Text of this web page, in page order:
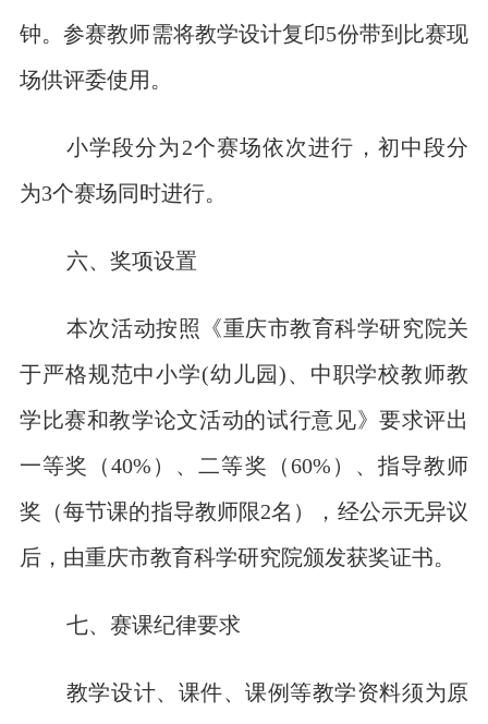
钟。参赛教师需将教学设计复印5份带到比赛现
场供评委使用。
小学段分为2个赛场依次进行，初中段分
为3个赛场同时进行。
六、奖项设置
本次活动按照《重庆市教育科学研究院关
于严格规范中小学(幼儿园)、中职学校教师教
学比赛和教学论文活动的试行意见》要求评出
一等奖（40%）、二等奖（60%）、指导教师
奖（每节课的指导教师限2名），经公示无异议
后，由重庆市教育科学研究院颁发获奖证书。
七、赛课纪律要求
教学设计、课件、课例等教学资料须为原